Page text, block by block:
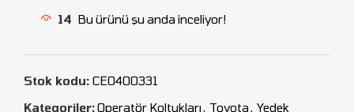
14 Bu ürünü şu anda inceliyor!
Stok kodu: CEO400331
Kategoriler:Operatör Koltukları, Toyota, Yedek